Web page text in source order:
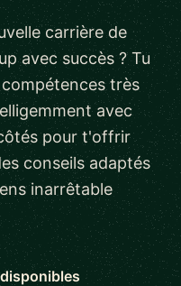
carrière de
avec succès ? Tu
très
avec
pour t'offrir
conseils adaptés
inarrêtable